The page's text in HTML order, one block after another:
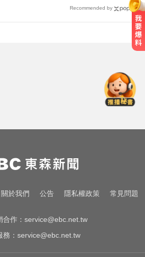
Recommended by
政府還快
24歲女友「3碩1博」造
應了
前鋒克拉克死因出爐 法
關於我們 公告 隱私權政策 常見問題
作： service@ebc.net.tw
： service@ebc.net.tw